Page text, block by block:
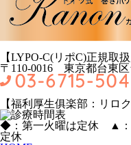
【LYPO‐C(リポC)正規取扱
〒110-0016 東京都台東
【福利厚生俱楽部：リロ
◆：第一火曜は定休 ▲：
定休